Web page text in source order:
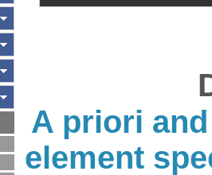
A priori
element